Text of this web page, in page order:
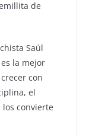
de
Saúl
la mejor
con
el
convierte